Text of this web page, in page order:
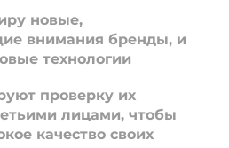
новые,
внимания бренды, и
технологии
проверку их
лицами, чтобы
качество своих